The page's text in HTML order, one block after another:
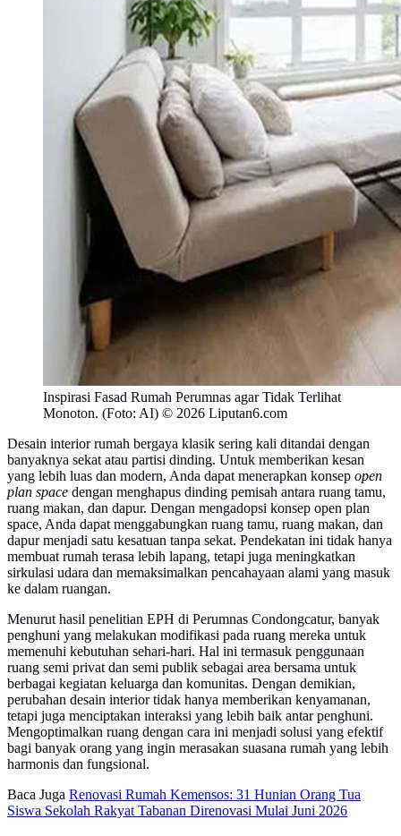
Inspirasi Fasad Rumah Perumnas agar Tidak Terlihat
Monoton. (Foto: AI) © 2026 Liputan6.com
Desain interior rumah bergaya klasik sering kali ditandai dengan
banyaknya sekat atau partisi dinding. Untuk memberikan kesan
yang lebih luas dan modern, Anda dapat menerapkan konsep open
plan space dengan menghapus dinding pemisah antara ruang tamu,
ruang makan, dan dapur. Dengan mengadopsi konsep open plan
space, Anda dapat menggabungkan ruang tamu, ruang makan, dan
dapur menjadi satu kesatuan tanpa sekat. Pendekatan ini tidak hanya
membuat rumah terasa lebih lapang, tetapi juga meningkatkan
sirkulasi udara dan memaksimalkan pencahayaan alami yang masuk
ke dalam ruangan.
Menurut hasil penelitian EPH di Perumnas Condongcatur, banyak
penghuni yang melakukan modifikasi pada ruang mereka untuk
memenuhi kebutuhan sehari-hari. Hal ini termasuk penggunaan
ruang semi privat dan semi publik sebagai area bersama untuk
berbagai kegiatan keluarga dan komunitas. Dengan demikian,
perubahan desain interior tidak hanya memberikan kenyamanan,
tetapi juga menciptakan interaksi yang lebih baik antar penghuni.
Mengoptimalkan ruang dengan cara ini menjadi solusi yang efektif
bagi banyak orang yang ingin merasakan suasana rumah yang lebih
harmonis dan fungsional.
Baca Juga Renovasi Rumah Kemensos: 31 Hunian Orang Tua
Siswa Sekolah Rakyat Tabanan Direnovasi Mulai Juni 2026